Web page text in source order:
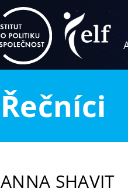
Řečníci
ANNA SHAVIT